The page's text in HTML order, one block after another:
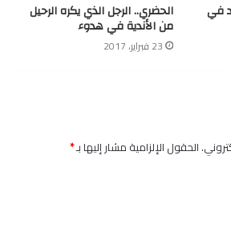
في الحضري.. الرجل الذي يكره الرحيل
من الأندية في هدوء
23 فبراير، 2017
الحقول الإلزامية مشار إليها بـ*